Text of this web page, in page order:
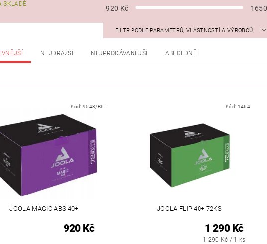
SKLADĚ
920 Kč 1650
FILTR PODLE PARAMETRŮ, VLASTNOSTÍ A VÝROBCŮ
NEJDRAŽŠÍ NEJPRODÁVANĚJŠÍ ABECEDNĚ
Kód: 9548/BIL
JOOLA MAGIC ABS 40+
920 Kč
Kód: 1464
JOOLA FLIP 40+ 72KS
1 290 Kč
1 290 Kč / 1 ks